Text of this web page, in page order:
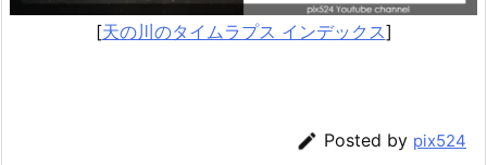
[天の川のタイムラプス インデックス]
 Posted by pix524